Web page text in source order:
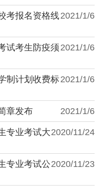
2021/1/6
考报名资格线
2021/1/6
试考生防疫须
2021/1/6
制计划收费标
2021/1/6
章发布
2020/11/24
专业考试大
2020/11/23
专业考试公